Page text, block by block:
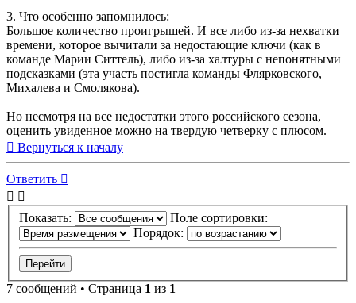
3. Что особенно запомнилось:
Большое количество проигрышей. И все либо из-за нехватки
времени, которое вычитали за недостающие ключи (как в
команде Марии Ситтель), либо из-за халтуры с непонятными
подсказками (эта участь постигла команды Флярковского,
Михалева и Смолякова).
Но несмотря на все недостатки этого российского сезона,
оценить увиденное можно на твердую четверку с плюсом.
Вернуться к началу
Ответить
Показать:
Поле сортировки:
Порядок:
7 сообщений • Страница 1 из 1